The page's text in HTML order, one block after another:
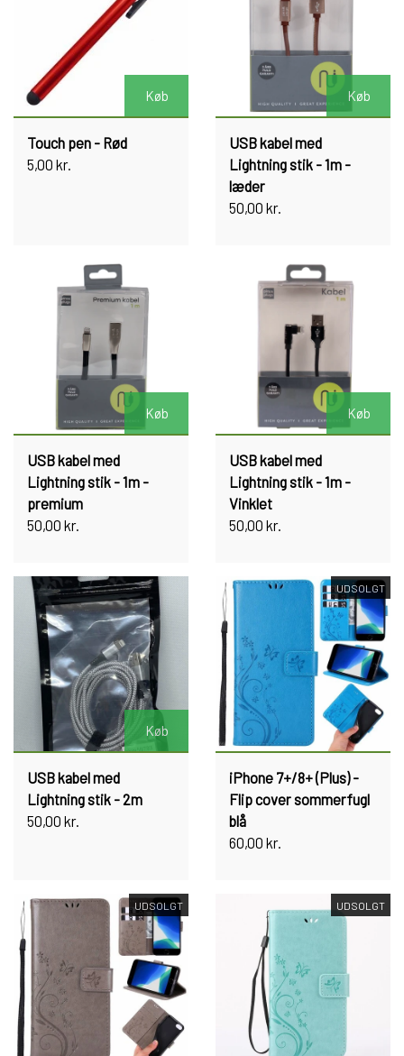
Køb
Touch pen - Rød
5,00 kr.
Køb
USB kabel med
Lightning stik - 1m -
læder
50,00 kr.
Køb
USB kabel med
Lightning stik - 1m -
premium
50,00 kr.
Køb
USB kabel med
Lightning stik - 1m -
Vinklet
50,00 kr.
Køb
USB kabel med
Lightning stik - 2m
50,00 kr.
UDSOLGT
iPhone 7+/8+ (Plus) -
Flip cover sommerfugl
blå
60,00 kr.
UDSOLGT UDSOLGT